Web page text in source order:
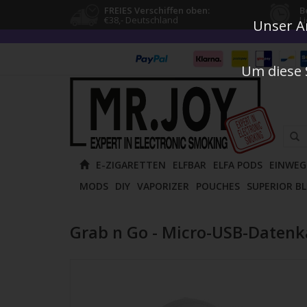
FREIES Verschiffen oben:
€38,- Deutschland
die
Pfeile
oben
und
E-ZIGARETTEN ELFBAR ELFA PODS
MODS DIY VAPORIZER POUCHES SUPERIOR
Grab n Go - Micro-USB-
Unser
Um diese